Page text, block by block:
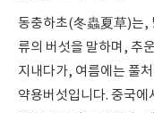
동충하초(冬蟲夏草)는,
류의 버섯을 말하며, 추
지내다가, 여름에는 풀
약용버섯입니다. 중국에